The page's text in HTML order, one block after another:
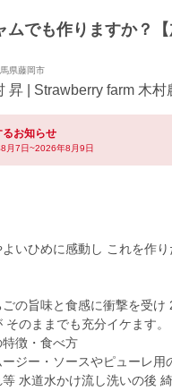
ムでも作りますか？
県藤岡市
昇 | Strawberry farm 木村
お知らせ
月7日~2026年8月9日
いひめに感動し これを作
の旨味と食感に衝撃を受
そのままでも充分イケます。
徴・食べ方
ジー・ソースやピューレ
水道水かけ流し洗いの後